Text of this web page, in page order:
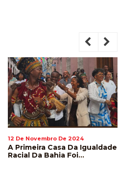
12 De Novembro De 2024
A Primeira Casa Da Igualdade
Racial Da Bahia Foi